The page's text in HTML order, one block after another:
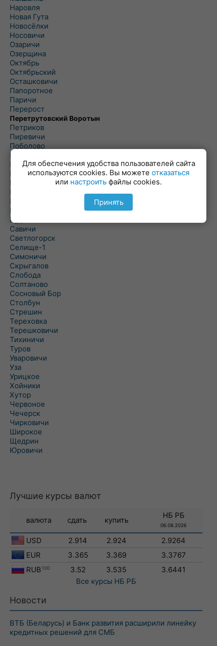
Наровля
Новая Гута
Новосёлки
Носовичи
Озаричи
Озерщина
Октябрь
Октябрьский
Осташковичи
Папоротное
Паричи
Перерост
Перетрутовский Воротын
Петриков
Пиревичи
Поболово
Поколюбичи
Полесье
Птичь
Речица
Ровенская Слобода
Рогачев
Рогинь
Рудня
Савичи
Светлогорск
Селище-1
Симоничи
Скрыгалов
Слобода
Солтаново
Сосновый Бор
Столбун
Стрешин
Тереховка
Терешковичи
Тихиничи
Туров
Уваровичи
Уза
Урицкое
Хойники
Хутор
Червоное
Чечерск
Чирковичи
Широкое
Щедрин
Юровичи
Лучшие курсы валют
валюта сдать купить
НБ РБ
06.08.2026
USD 2.914 2.924
2.9264
EUR
3.365 3.369
3.3767
RUB 100 3.52 3.535
3.6441
Все курсы НБ РБ
Новости
ВТБ (Беларусь) и Банк развития расширили линейку
кредитных решений для СМБ
Для обеспечения удобства пользователей сайта
используются cookies. Вы можете отказаться
или настроить файлы cookies.
Принять